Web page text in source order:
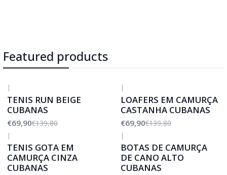
Featured products
|
TENIS RUN BEIGE
CUBANAS
€69,90€139,80
|
LOAFERS EM CAMURÇA
CASTANHA CUBANAS
€69,90€139,80
|
TENIS GOTA EM
CAMURÇA CINZA
CUBANAS
|
BOTAS DE CAMURÇA
DE CANO ALTO
CUBANAS